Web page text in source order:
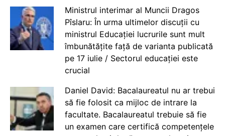
Ministrul interimar al Muncii Dragos
Pîslaru: În urma ultimelor discuții cu
ministrul Educației lucrurile sunt mult
îmbunătățite față de varianta publicată
pe 17 iulie / Sectorul educației este
crucial
Daniel David: Bacalaureatul nu ar trebui
să fie folosit ca mijloc de intrare la
facultate. Bacalaureatul trebuie să fie
un examen care certifică competențele